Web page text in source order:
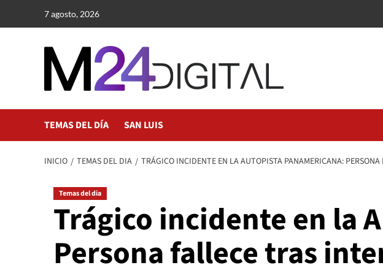
7 agosto, 2026
TEMAS DEL DÍA SAN LUIS
INICIO TEMAS DEL DIA TRÁGICO INCIDENTE EN LA AUTOPISTA PANAMERICANA:
Temas del dia
Trágico incidente en la
Persona fallece tras